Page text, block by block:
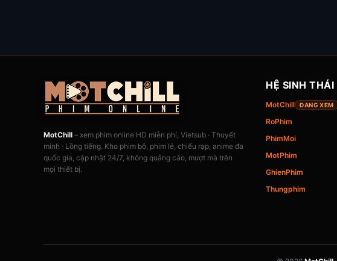
MotChill – xem phim online HD miễn phí, Vietsub · Thuyết
minh · Lồng tiếng. Kho phim bộ, phim lẻ, chiếu rạp, anime đa
quốc gia, cập nhật 24/7, không quảng cáo, mượt mà trên
mọi thiết bị.
HỆ SINH THÁI
MotChill ĐANG XEM
RoPhim
PhimMoi
MotPhim
GhienPhim
Thungphim